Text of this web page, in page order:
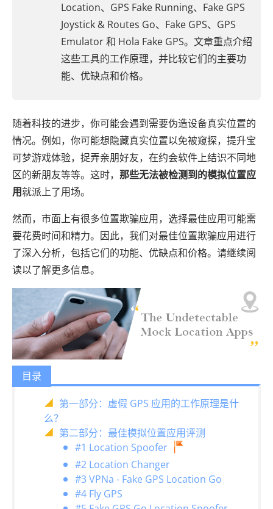
Location、GPS Fake Running、Fake GPS
Joystick & Routes Go、Fake GPS、GPS
Emulator 和 Hola Fake GPS。文章重点介绍
这些工具的工作原理，并比较它们的主要功
能、优缺点和价格。
随着科技的进步，你可能会遇到需要伪造设备真实位置的
情况。例如，你可能想隐藏真实位置以免被窥探，提升宝
可梦游戏体验，捉弄亲朋好友，在约会软件上结识不同地
区的新朋友等等。这时， 那些无法被检测到的模拟位置应
用就派上了用场。
然而，市面上有很多位置欺骗应用，选择最佳应用可能需
要花费时间和精力。因此，我们对最佳位置欺骗应用进行
了深入分析，包括它们的功能、优缺点和价格。请继续阅
读以了解更多信息。
目录
第一部分：虚假 GPS 应用的工作原理是什
么？
第二部分：最佳模拟位置应用评测
#1 Location Spoofer
#2 Location Changer
#3 VPNa - Fake GPS Location Go
#4 Fly GPS